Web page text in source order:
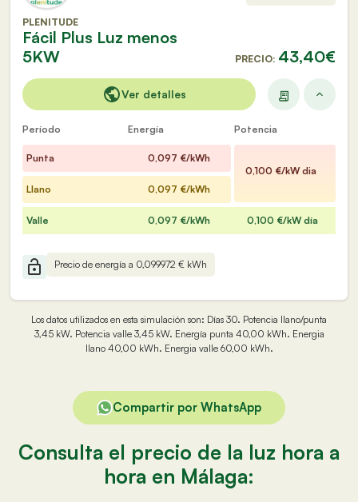
PLENITUDE
Fácil Plus Luz menos
5KW
PRECIO: 43,40€
Ver detalles
Período Energía Potencia
Punta 0,097 €/kWh
Llano 0,097 €/kWh
Valle 0,097 €/kWh 0,100 €/kW día
0,100 €/kW dia
Precio de energía a 0,099972 € kWh
Los datos utilizados en esta simulación son: Días 30. Potencia llano/punta
3,45 kW. Potencia valle 3,45 kW. Energía punta 40,00 kWh. Energia
llano 40,00 kWh. Energia valle 60,00 kWh.
Compartir por WhatsApp
Consulta el precio de la luz hora a
hora en Málaga: